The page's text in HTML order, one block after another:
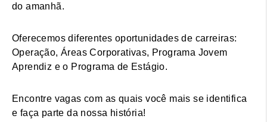
do amanhã.
Oferecemos diferentes oportunidades de carreiras:
Operação, Áreas Corporativas, Programa Jovem
Aprendiz e o Programa de Estágio.
Encontre vagas com as quais você mais se identifica
e faça parte da nossa história!